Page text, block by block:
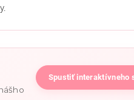
Spustiť interaktívneho